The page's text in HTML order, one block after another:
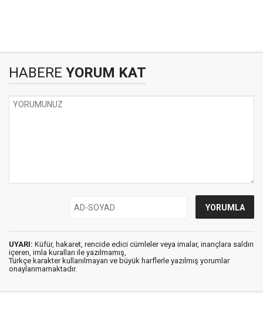
HABERE YORUM KAT
UYARI: Küfür, hakaret, rencide edici cümleler veya imalar, inançlara saldırı
içeren, imla kuralları ile yazılmamış,
Türkçe karakter kullanılmayan ve büyük harflerle yazılmış yorumlar
onaylanmamaktadır.